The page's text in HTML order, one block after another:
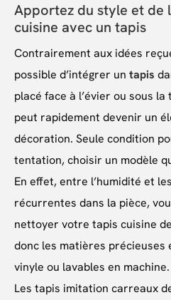
Apportez du style et de
cuisine avec un tapis
Contrairement aux idées
possible d’intégrer un tapis
placé face à l’évier ou sous
peut rapidement devenir un
décoration. Seule condition
tentation, choisir un modèle
En effet, entre l’humidité et
récurrentes dans la pièce,
nettoyer votre tapis cuisine
donc les matières précieuses
vinyle ou lavables en
Les tapis imitation carreaux